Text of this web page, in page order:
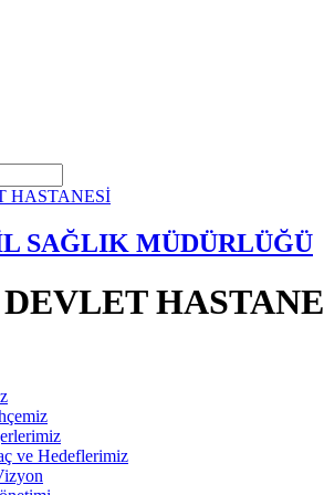
SAĞLIK MÜDÜRLÜĞÜ
ve Hedeflerimiz